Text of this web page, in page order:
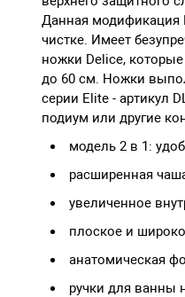
Данная модификация
чистке. Имеет
ножки Delice,
до 60 см. Ножки
серии Elite - артикул
подиум или другие
модель 2 в 1:
расширенная
увеличенное
плоское и
анатомическая
ручки для ванны